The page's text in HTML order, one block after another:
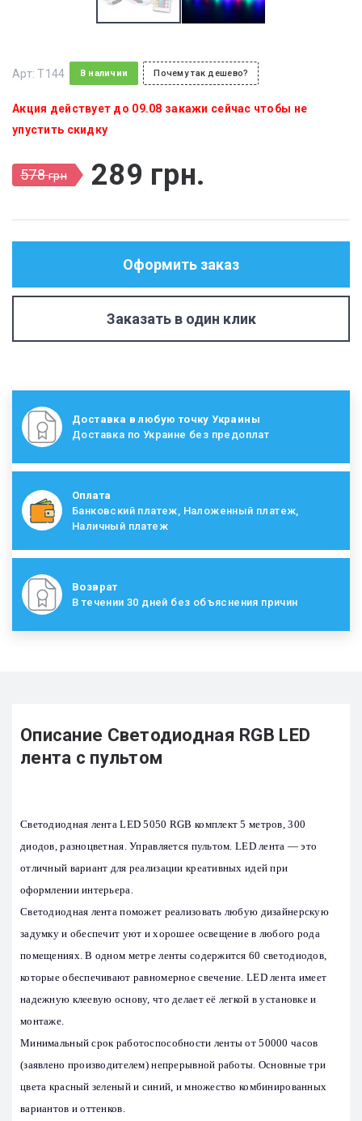
Арт:T144 В наличии Почему так дешево?
Акция действует до 09.08 закажи сейчас чтобы не
упустить скидку
578грн 289 грн.
Оформить заказ
Заказать в один клик
Доставка в любую точку Украины
Доставка по Украине без предоплат
Оплата
Банковский платеж, Наложенный платеж,
Наличный платеж
Возврат
В течении 30 дней без объяснения причин
Описание Светодиодная RGB LED
лента с пультом
Светодиодная лента LED 5050 RGB комплект 5 метров, 300
диодов, разноцветная. Управляется пультом. LED лента — это
отличный вариант для реализации креативных идей при
оформлении интерьера.
Светодиодная лента поможет реализовать любую дизайнерскую
задумку и обеспечит уют и хорошее освещение в любого рода
помещениях. В одном метре ленты содержится 60 светодиодов,
которые обеспечивают равномерное свечение. LED лента имеет
надежную клеевую основу, что делает её легкой в установке и
монтаже.
Минимальный срок работоспособности ленты от 50000 часов
(заявлено производителем) непрерывной работы. Основные три
цвета красный зеленый и синий, и множество комбинированных
вариантов и оттенков.